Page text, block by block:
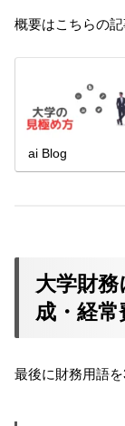
概要はこちらの記
ai Blog
大学財
成・経
最後に財務用語を